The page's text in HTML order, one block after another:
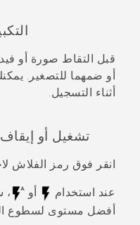
قبل التقاط صورة أو
أو ضمهما للتصغير.
أثناء التسجيل.
تشغيل أو
انقر فوق رمز الفلاش
عند استخدام أو
،
أفضل مستوى لسطوع